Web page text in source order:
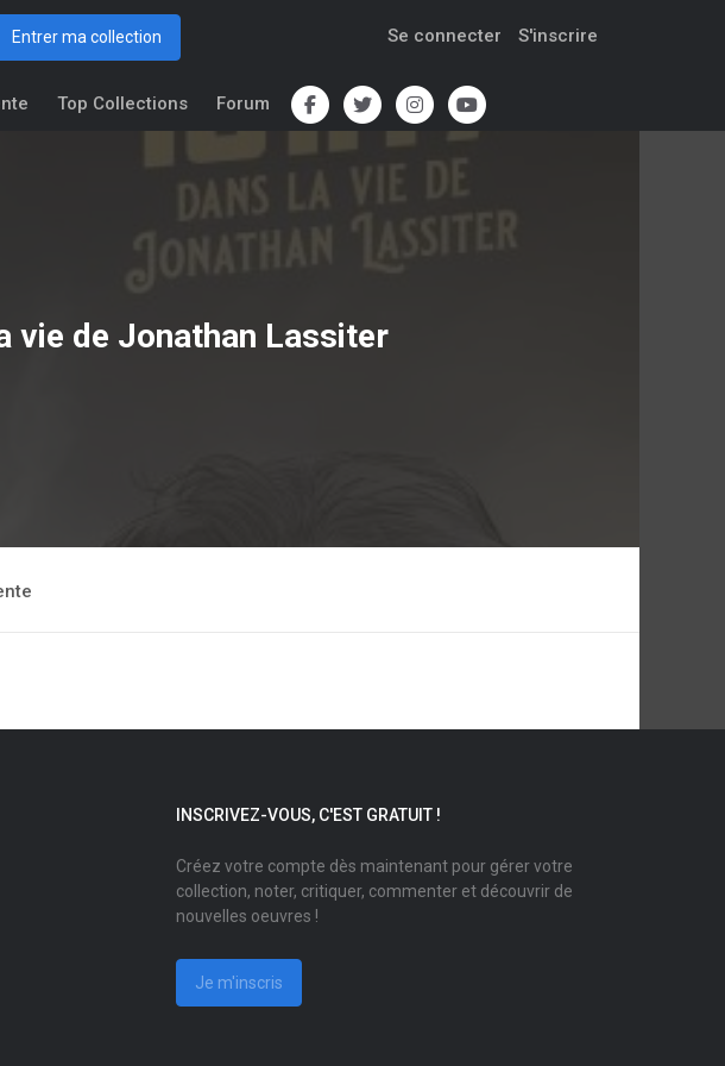
Entrer ma collection Se connecter S'inscrire
Top Collections Forum
vie de Jonathan Lassiter
INSCRIVEZ-VOUS, C'EST GRATUIT !
Créez votre compte dès maintenant pour gérer votre
collection, noter, critiquer, commenter et découvrir de
nouvelles oeuvres !
Je m'inscris